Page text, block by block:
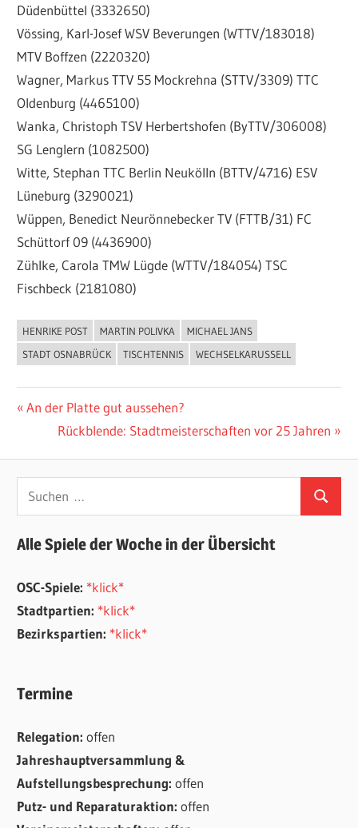
Düdenbüttel (3332650)
Vössing, Karl-Josef WSV Beverungen (WTTV/183018)
MTV Boffzen (2220320)
Wagner, Markus TTV 55 Mockrehna (STTV/3309) TTC
Oldenburg (4465100)
Wanka, Christoph TSV Herbertshofen (ByTTV/306008)
SG Lenglern (1082500)
Witte, Stephan TTC Berlin Neukölln (BTTV/4716) ESV
Lüneburg (3290021)
Wüppen, Benedict Neurönnebecker TV (FTTB/31) FC
Schüttorf 09 (4436900)
Zühlke, Carola TMW Lügde (WTTV/184054) TSC
Fischbeck (2181080)
ALLGEMEIN
HENRIKE POST MARTIN POLIVKA
MICHAEL JANS
STADT OSNABRÜCK
TISCHTENNIS WECHSELKARUSSELL
Beitragsnavigation
Vorheriger
Beitrag:
An der Platte gut aussehen?
Nächster
Rückblende: Stadtmeisterschaften vor 25 Jahren
Suchen
nach:
Suchen
Alle Spiele der Woche in der Übersicht
OSC-Spiele: *klick*
Stadtpartien: *klick*
Bezirkspartien: *klick*
Termine
Relegation:offen
Jahreshauptversammlung &
Aufstellungsbesprechung:offen
Putz- und Reparaturaktion:offen